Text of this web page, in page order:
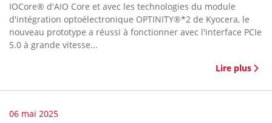
IOCore® d'AIO Core et avec les technologies du module
d'intégration optoélectronique OPTINITY®*2 de Kyocera, le
nouveau prototype a réussi à fonctionner avec l'interface PCIe
5.0 à grande vitesse...
Lire plus
06 mai 2025